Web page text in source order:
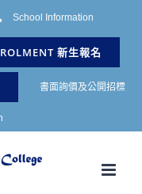
School Information
新生報名
書面詢價及公開招標